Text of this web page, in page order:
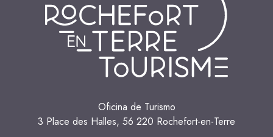
Oficina de Turismo
3 Place des Halles, 56 220 Rochefort-en-Terre